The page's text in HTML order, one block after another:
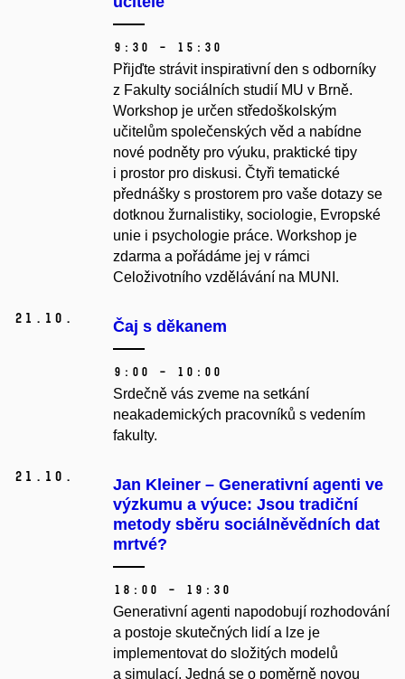
9:30 – 15:30
Přijďte strávit inspirativní den s odborníky
z Fakulty sociálních studií MU v Brně.
Workshop je určen středoškolským
učitelům společenských věd a nabídne
nové podněty pro výuku, praktické tipy
i prostor pro diskusi. Čtyři tematické
přednášky s prostorem pro vaše dotazy se
dotknou žurnalistiky, sociologie, Evropské
unie i psychologie práce. Workshop je
zdarma a pořádáme jej v rámci
Celoživotního vzdělávání na MUNI.
21. 10. Čaj s děkanem
9:00 – 10:00
Srdečně vás zveme na setkání
neakademických pracovníků s vedením
fakulty.
21. 10.
Jan Kleiner – Generativní agenti ve
výzkumu a výuce: Jsou tradiční
metody sběru sociálněvědních dat
mrtvé?
18:00 – 19:30
Generativní agenti napodobují rozhodování
a postoje skutečných lidí a lze je
implementovat do složitých modelů
a simulací. Jedná se o poměrně novou